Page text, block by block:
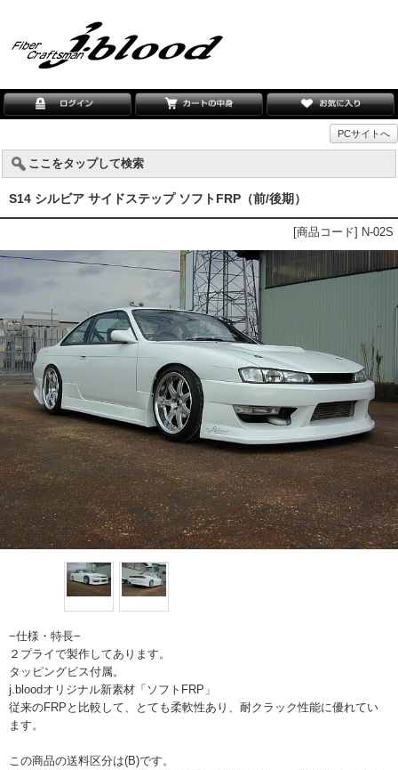
PCサイトへ
ここをタップして検索
S14 シルビア サイドステップ ソフトFRP（前/後期）
[商品コード] N-02S
−仕様・特長−
２プライで製作してあります。
タッピングビス付属。
j.bloodオリジナル新素材「ソフトFRP」
従来のFRPと比較して、とても柔軟性あり、耐クラック性能に優れてい
ます。
この商品の送料区分は(B)です。